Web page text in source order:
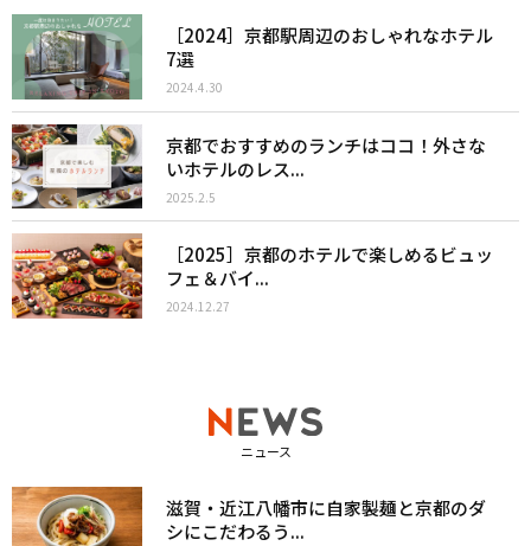
［2024］京都駅周辺のおしゃれなホテル
7選
2024.4.30
京都でおすすめのランチはココ！外さな
いホテルのレス...
2025.2.5
［2025］京都のホテルで楽しめるビュッ
フェ＆バイ...
2024.12.27
ニュース
滋賀・近江八幡市に自家製麺と京都のダ
シにこだわるう...